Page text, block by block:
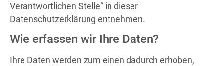
Verantwortlichen Stelle“ in dieser
Datenschutzerklärung entnehmen.
Wie erfassen wir Ihre Daten?
Ihre Daten werden zum einen dadurch erhoben,